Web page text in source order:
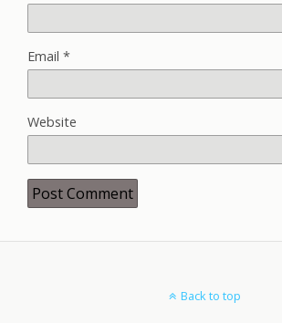
Email *
Website
Back to top